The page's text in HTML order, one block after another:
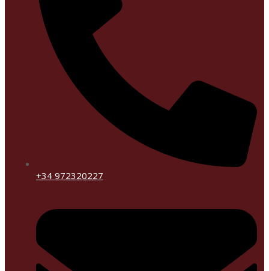
+34 972320227